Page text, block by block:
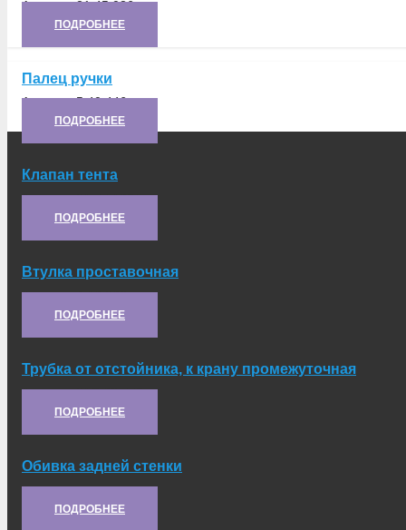
Артикул:21.45.036
ПОДРОБНЕЕ
Палец ручки
Артикул:5.40.446
ПОДРОБНЕЕ
Клапан тента
Артикул:21.44.109*
ПОДРОБНЕЕ
Втулка проставочная
Артикул:8.10.203
ПОДРОБНЕЕ
Трубка от отстойника, к крану промежуточная
Артикул:21С.03.449
ПОДРОБНЕЕ
Обивка задней стенки
Артикул:21С.42.459
ПОДРОБНЕЕ